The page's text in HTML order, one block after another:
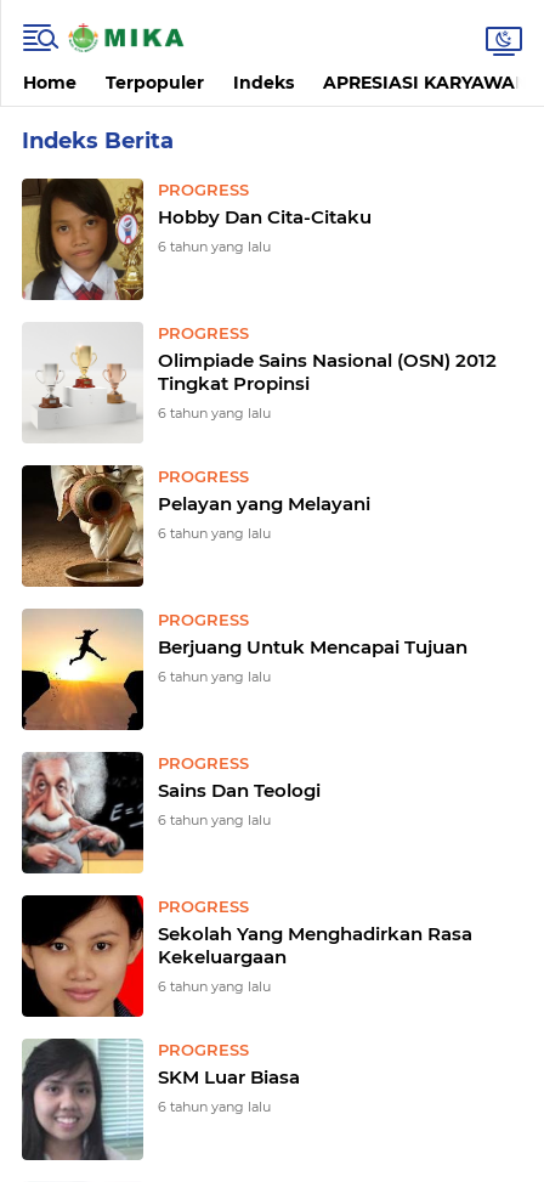
Home Terpopuler Indeks APRESIASI KARYAWAN
PROGRESS
Hobby Dan Cita-Citaku
6 tahun yang lalu
PROGRESS
Olimpiade Sains Nasional (OSN) 2012
Tingkat Propinsi
6 tahun yang lalu
PROGRESS
Pelayan yang Melayani
6 tahun yang lalu
PROGRESS
Berjuang Untuk Mencapai Tujuan
6 tahun yang lalu
PROGRESS
Sains Dan Teologi
6 tahun yang lalu
PROGRESS
Sekolah Yang Menghadirkan Rasa
Kekeluargaan
6 tahun yang lalu
PROGRESS
SKM Luar Biasa
6 tahun yang lalu